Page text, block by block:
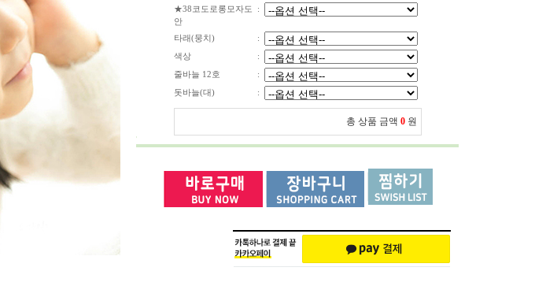
★38코도로롱모자도
안
:
타래(뭉치)
:
색상
:
줄바늘 12호
:
돗바늘(대)
:
총 상품 금액 0 원